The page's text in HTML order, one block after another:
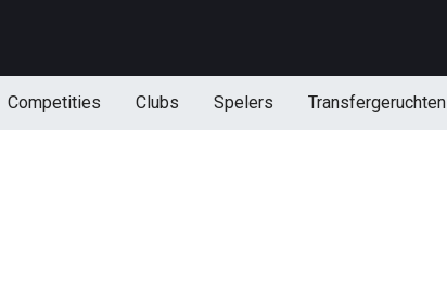
Competities Clubs Spelers Transfergeruchten